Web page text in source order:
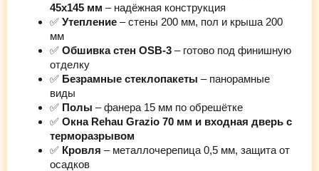
45х145 мм – надёжная конструкция
✅ Утепление – стены 200 мм, пол и крыша 200
мм
✅ Обшивка стен OSB-3 – готово под финишную
отделку
✅ Безрамные стеклопакеты – панорамные
виды
✅ Полы – фанера 15 мм по обрешётке
✅ Окна Rehau Grazio 70 мм и входная дверь с
терморазрывом
✅ Кровля – металлочерепица 0,5 мм, защита от
осадков